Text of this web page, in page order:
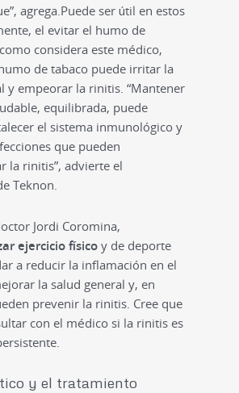
agrega.Puede ser útil en estos
el evitar el humo de
considera este médico,
de tabaco puede irritar la
y empeorar la rinitis. “Mantener
equilibrada, puede
el sistema inmunológico y
que pueden
la rinitis”, advierte el
Teknon.
Jordi Coromina,
ejercicio físico y de deporte
a reducir la inflamación en el
la salud general y, en
prevenir la rinitis. Cree que
con el médico si la rinitis es
y el tratamiento